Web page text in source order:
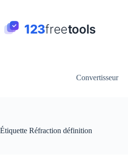
contenu
Convertisseur
Étiquette Réfraction définition